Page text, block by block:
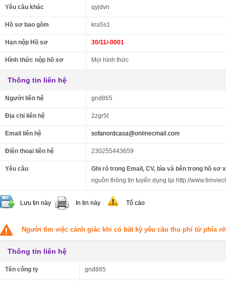
Yêu cầu khác qyjdvn
Hồ sơ bao gồm kra5s1
Hạn nộp Hồ sơ 30/11/-0001
Hình thức nộp hồ sơ Mọi hình thức
Thông tin liên hệ
Người liên hệ gnd865
Địa chỉ liên hệ 2zgr5t
Email liên hệ sofanordcasa@onlinecmail.com
Điện thoại liên hệ 230255443659
Yêu cầu
Ghi rõ trong Email, CV, bìa và bên trong hồ sơ
nguồn thông tin tuyển dụng tại http://
Lưu tin này In tin này Tố cáo
Người tìm việc cảnh giác khi có bất kỳ yêu cầu thu phí từ phía
Thông tin liên hệ
Tên công ty gnd865